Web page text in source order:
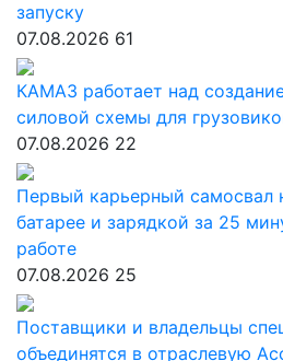
запуску
07.08.2026 61
КАМАЗ работает над
силовой схемы для
07.08.2026 22
Первый карьерный самосвал
батарее и зарядкой за 25
работе
07.08.2026 25
Поставщики и владельцы
объединятся в отраслевую